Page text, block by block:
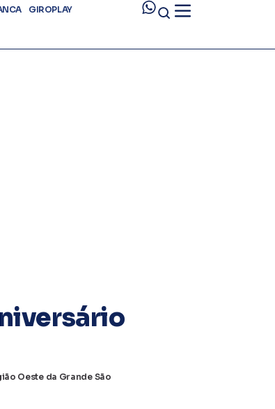
GIROPLAY
Oeste da Grande São